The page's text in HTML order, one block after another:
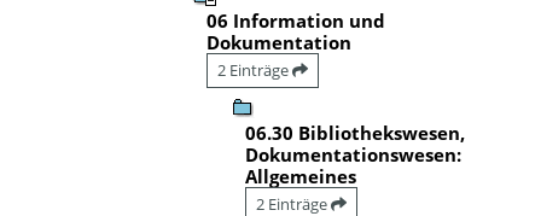
06 Information und
Dokumentation
2 Einträge
06.30 Bibliothekswesen,
Dokumentationswesen:
Allgemeines
2 Einträge